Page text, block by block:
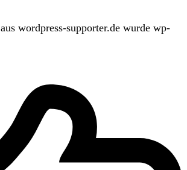
aus wordpress-supporter.de wurde wp-